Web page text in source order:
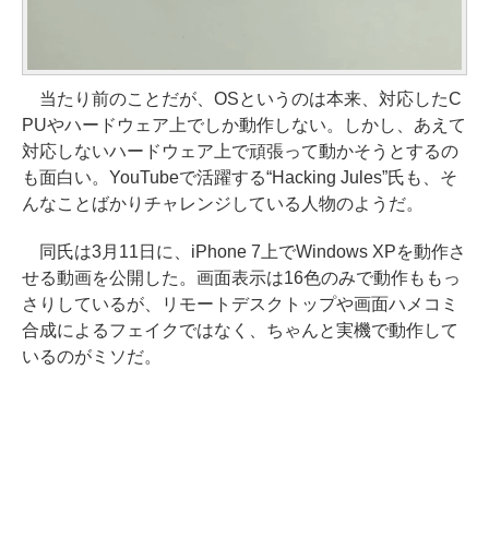
当たり前のことだが、OSというのは本来、対応したC
PUやハードウェア上でしか動作しない。しかし、あえて
対応しないハードウェア上で頑張って動かそうとするの
も面白い。YouTubeで活躍する“Hacking Jules”氏も、そ
んなことばかりチャレンジしている人物のようだ。
同氏は3月11日に、iPhone 7上でWindows XPを動作さ
せる動画を公開した。画面表示は16色のみで動作ももっ
さりしているが、リモートデスクトップや画面ハメコミ
合成によるフェイクではなく、ちゃんと実機で動作して
いるのがミソだ。